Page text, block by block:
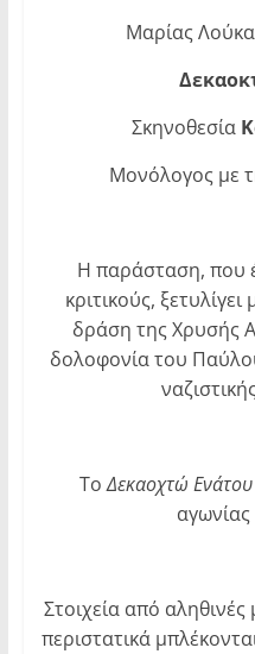
Μαρίας
Σκηνοθεσία
Μονόλογος με
Η παράσταση, που
κριτικούς,
δράση της Χρυσής
δολοφονία του
ΤοΔεκαοχτώ Ενάτου
Στοιχεία από
περιστατικά